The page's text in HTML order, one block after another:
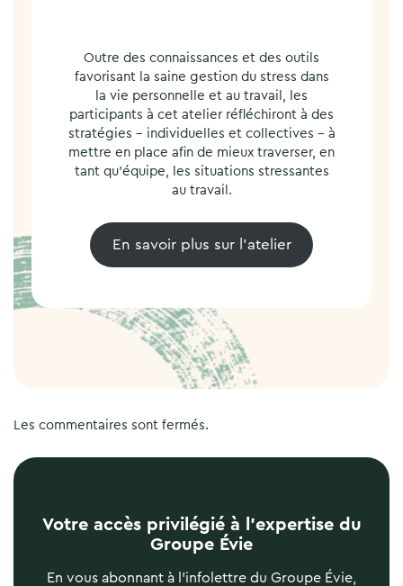
Outre des connaissances et des outils
favorisant la saine gestion du stress dans
la vie personnelle et au travail, les
participants à cet atelier réfléchiront à des
stratégies – individuelles et collectives – à
mettre en place afin de mieux traverser, en
tant qu’équipe, les situations stressantes
au travail.
En savoir plus sur l’atelier
Les commentaires sont fermés.
Votre accès privilégié à l’expertise du
Groupe Évie
En vous abonnant à l'infolettre du Groupe Évie,